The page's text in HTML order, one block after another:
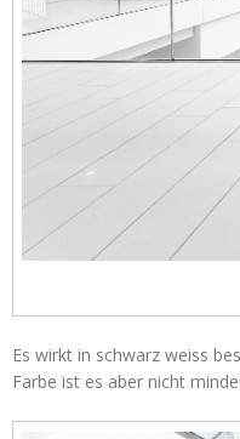
Es wirkt in schwarz weiss
Farbe ist es aber nicht